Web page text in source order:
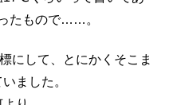
たもので……。
にして、とにかくそこま
ました。